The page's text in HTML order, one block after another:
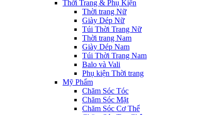
Thời Trang & Phụ Kiện
Thời trang Nữ
Giày Dép Nữ
Túi Thời Trang Nữ
Thời trang Nam
Giày Dép Nam
Túi Thời Trang Nam
Balo và Vali
Phụ kiện Thời trang
Mỹ Phẩm
Chăm Sóc Tóc
Chăm Sóc Mặt
Chăm Sóc Cơ Thể